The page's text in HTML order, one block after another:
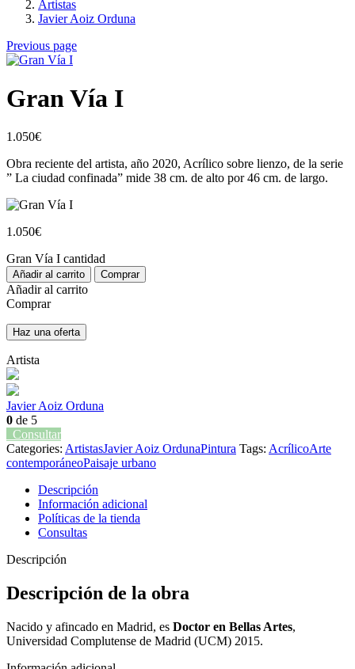
Artistas
Javier Aoiz Orduna
Previous page
Gran Vía I
1.050€
Obra reciente del artista, año 2020, Acrílico sobre lienzo, de la serie
” La ciudad confinada” mide 38 cm. de alto por 46 cm. de largo.
1.050€
Gran Vía I cantidad
Añadir al carrito Comprar
Añadir al carrito
Comprar
Haz una oferta
Artista
Javier Aoiz Orduna
0 de 5
Consultar
Categories: ArtistasJavier Aoiz OrdunaPintura Tags: AcrílicoArte
contemporáneoPaisaje urbano
Descripción
Información adicional
Políticas de la tienda
Consultas
Descripción
Descripción de la obra
Nacido y afincado en Madrid, es Doctor en Bellas Artes,
Universidad Complutense de Madrid (UCM) 2015.